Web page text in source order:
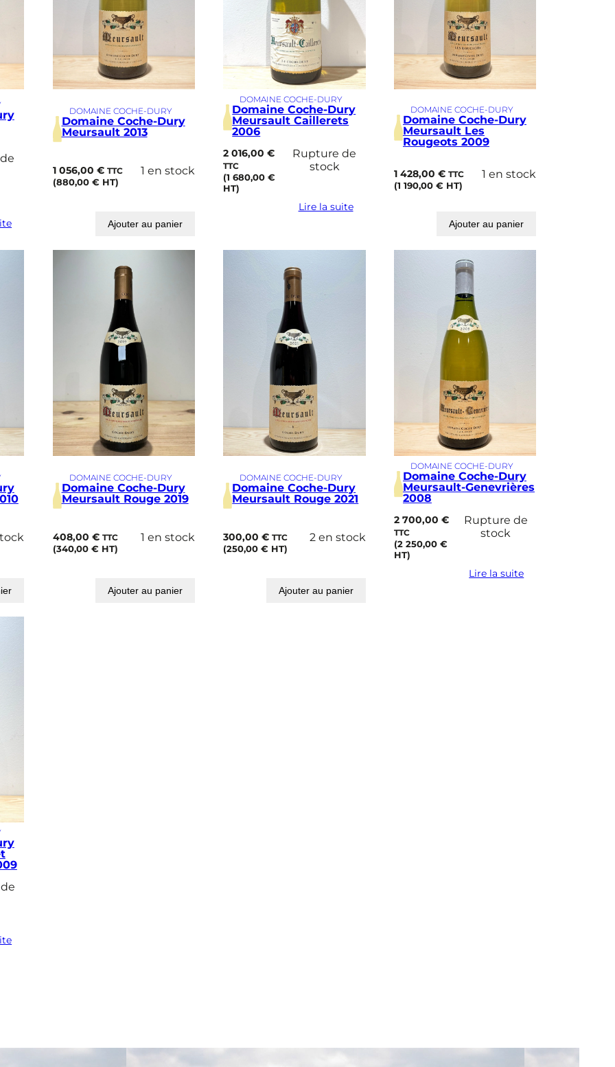
DOMAINE COCHE-DURY
Domaine Coche-Dury
Meursault 2013
1 056,00 € TTC
(880,00 €HT)
1 en stock
Ajouter au panier
DOMAINE COCHE-DURY
Domaine Coche-Dury
Meursault Caillerets
2006
2 016,00€
TTC
(1 680,00€
HT)
Rupture de
stock
Lire la suite
DOMAINE COCHE-DURY
Domaine Coche-Dury
Meursault Les
Rougeots 2009
1 428,00 € TTC
(1 190,00 €HT)
1 en stock
Ajouter au panier
DOMAINE COCHE-DURY
Domaine Coche-Dury
Meursault Rouge 2019
408,00 € TTC
(340,00 €HT)
1 en stock
Ajouter au panier
DOMAINE COCHE-DURY
Domaine Coche-Dury
Meursault Rouge 2021
300,00€ TTC
(250,00€ HT)
2 en stock
Ajouter au panier
DOMAINE COCHE-DURY
Domaine Coche-Dury
Meursault-Genevrières
2008
2 700,00 €
TTC
(2 250,00 €
HT)
Rupture de
stock
Lire la suite